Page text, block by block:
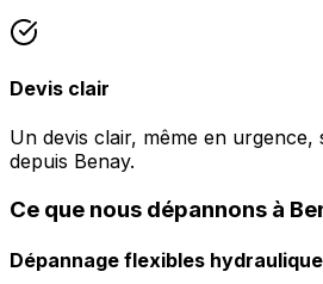
Devis clair
Un devis clair, même en urgence,
depuis Benay.
Ce que nous dépannons à
Dépannage flexibles